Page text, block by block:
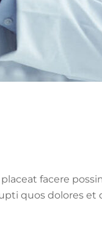
facere
quos dolores et